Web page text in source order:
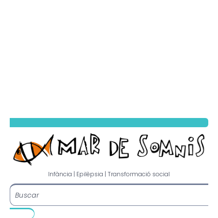
Infància | Epilèpsia | Transformació social